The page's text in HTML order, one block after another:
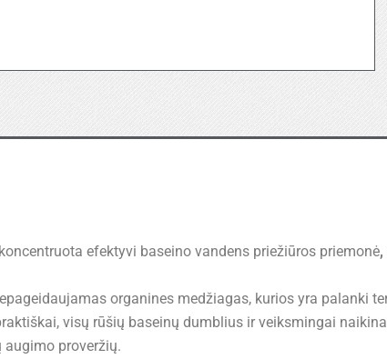
efektyvi baseino vandens priežiūros priemonė,
organines medžiagas, kurios yra palanki
visų rūšių baseinų dumblius ir veiksmingai
proveržių.